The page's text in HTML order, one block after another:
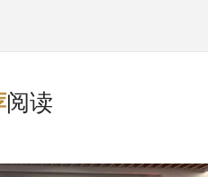
阅读